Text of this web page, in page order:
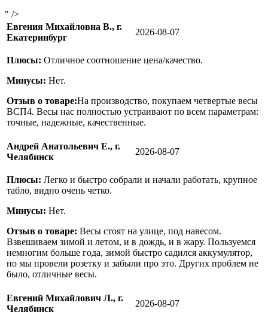
" />
Евгения Михайловна В., г.
Екатеринбург
2026-08-07
Плюсы: Отличное соотношение цена/качество.
Минусы: Нет.
Отзыв о товаре:На производство, покупаем четвертые весы
ВСП4. Весы нас полностью устраивают по всем параметрам:
точные, надежные, качественные.
Андрей Анатольевич Е., г.
Челябинск
2026-08-07
Плюсы: Легко и быстро собрали и начали работать, крупное
табло, видно очень четко.
Минусы: Нет.
Отзыв о товаре: Весы стоят на улице, под навесом.
Взвешиваем зимой и летом, и в дождь, и в жару. Пользуемся
немногим больше года, зимой быстро садился аккумулятор,
но мы провели розетку и забыли про это. Других проблем не
было, отличные весы.
Евгений Михайлович Л., г.
Челябинск
2026-08-07